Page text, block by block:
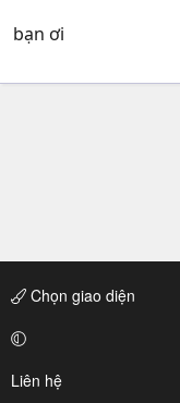
bạn ơi
Chọn giao diện
Liên hệ